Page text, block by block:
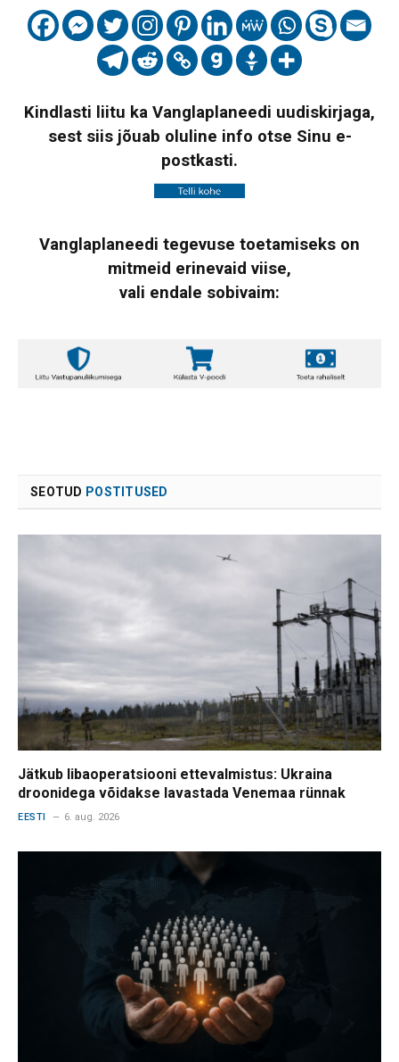
Kindlasti liitu ka Vanglaplaneedi uudiskirjaga,
sest siis jõuab oluline info otse Sinu e-
postkasti.
Vanglaplaneedi tegevuse toetamiseks on
mitmeid erinevaid viise,
vali endale sobivaim:
SEOTUD POSTITUSED
Jätkub libaoperatsiooni ettevalmistus: Ukraina
droonidega võidakse lavastada Venemaa rünnak
EESTI 6. aug. 2026